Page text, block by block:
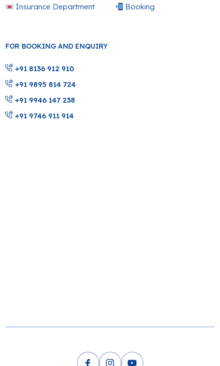
Insurance Department
Booking
FOR BOOKING AND ENQUIRY
+91 8136 912 910
+91 9895 814 724
+91 9946 147 238
+91 9746 911 914